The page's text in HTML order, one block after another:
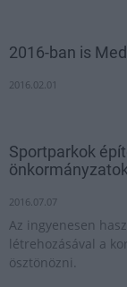
2016-ban is
2016.02.01
Sportparkok
önkormányzatok
2016.07.07
Az ingyenesen
létrehozásával a
ösztönözni.